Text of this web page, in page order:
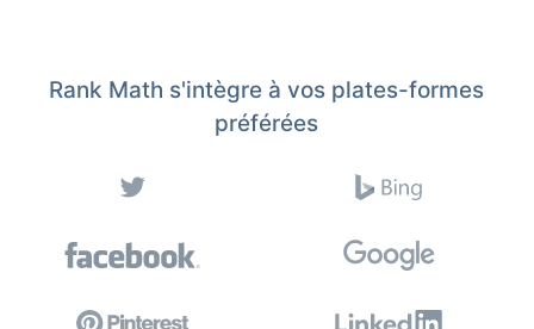
Rank Math s'intègre à vos plates-formes
préférées